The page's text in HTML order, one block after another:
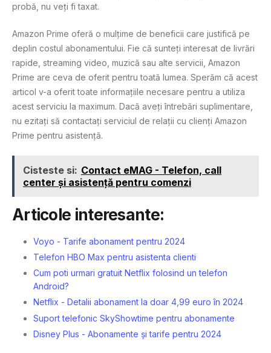
probă, nu veți fi taxat.
Amazon Prime oferă o mulțime de beneficii care justifică pe
deplin costul abonamentului. Fie că sunteți interesat de livrări
rapide, streaming video, muzică sau alte servicii, Amazon
Prime are ceva de oferit pentru toată lumea. Sperăm că acest
articol v-a oferit toate informațiile necesare pentru a utiliza
acest serviciu la maximum. Dacă aveți întrebări suplimentare,
nu ezitați să contactați serviciul de relații cu clienți Amazon
Prime pentru asistență.
Cisteste si: Contact eMAG - Telefon, call
center și asistență pentru comenzi
Articole interesante:
Voyo - Tarife abonament pentru 2024
Telefon HBO Max pentru asistenta clienti
Cum poti urmari gratuit Netflix folosind un telefon
Android?
Netflix - Detalii abonament la doar 4,99 euro în 2024
Suport telefonic SkyShowtime pentru abonamente
Disney Plus - Abonamente și tarife pentru 2024